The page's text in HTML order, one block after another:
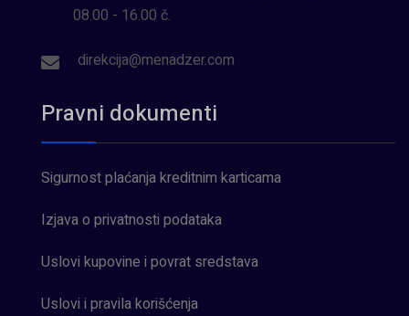
08.00 - 16.00 č.
direkcija@menadzer.com
Pravni dokumenti
Sigurnost plaćanja kreditnim karticama
Izjava o privatnosti podataka
Uslovi kupovine i povrat sredstava
Uslovi i pravila korišćenja